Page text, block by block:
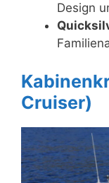
Design
Cruiser)